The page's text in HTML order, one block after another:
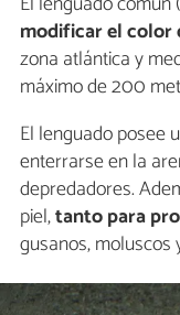
modificar el color
zona atlántica y
máximo de 200
El lenguado posee
enterrarse en la
depredadores.
piel,tanto para
gusanos,